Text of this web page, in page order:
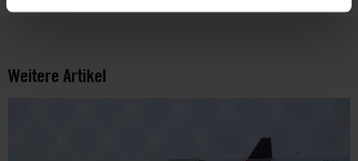
Weitere Artikel